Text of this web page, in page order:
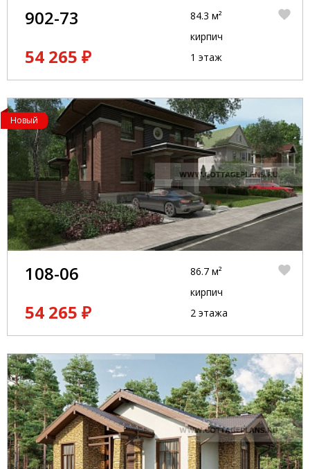
902-73
54 265 ₽
84.3 м²
кирпич
1 этаж
Новый
108-06
54 265 ₽
86.7 м²
кирпич
2 этажа